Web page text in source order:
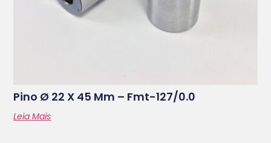
Pino Ø 22 X 45 Mm – Fmt-127/0.0
Leia Mais